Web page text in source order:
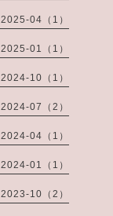
2025-04（1）
2025-01（1）
2024-10（1）
2024-07（2）
2024-04（1）
2024-01（1）
2023-10（2）